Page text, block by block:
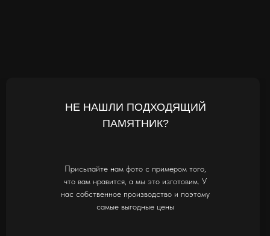
НЕ НАШЛИ ПОДХОДЯЩИЙ
ПАМЯТНИК?
Присылайте нам фото с примером того,
что вам нравится, а мы это изготовим. У
нас собственное производство и поэтому
самые выгодные цены